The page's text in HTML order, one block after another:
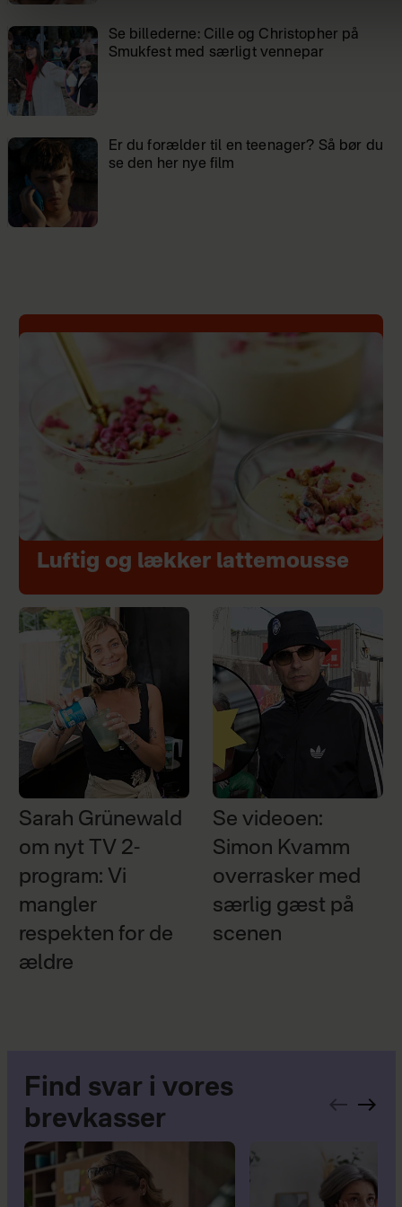
Se billederne: Cille og Christopher på
Smukfest med særligt vennepar
Er du forælder til en teenager? Så bør du
se den her nye film
Luftig og lækker lattemousse
Sarah Grünewald
om nyt TV 2-
program: Vi
mangler
respekten for de
ældre
Se videoen:
Simon Kvamm
overrasker med
særlig gæst på
scenen
Find svar i vores
brevkasser